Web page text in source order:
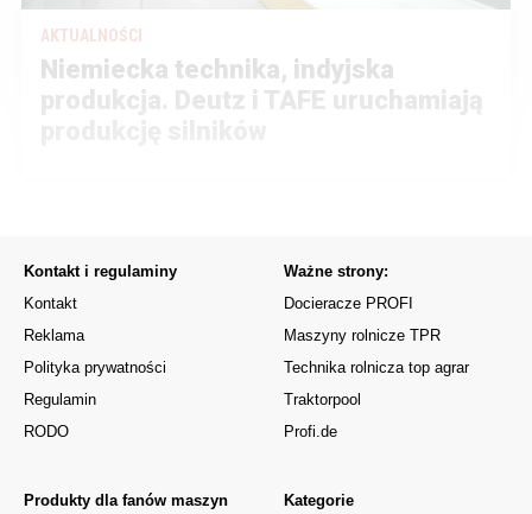
AKTUALNOŚCI
Niemiecka technika, indyjska
produkcja. Deutz i TAFE uruchamiają
Kontakt i regulaminy
Kontakt
Reklama
Polityka prywatności
Regulamin
RODO
Kategorie
Produkty dla fanów maszyn
Ważne strony:
Docieracze PROFI
Maszyny rolnicze TPR
Technika rolnicza top agrar
Traktorpool
Profi.de